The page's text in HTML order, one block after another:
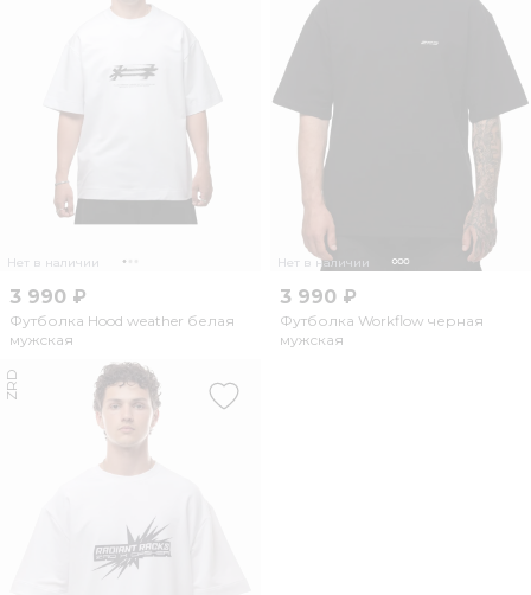
Нет в наличии
3 990 ₽
Футболка Hood weather белая
мужская
Нет в наличии
3 990 ₽
Футболка Workflow черная
мужская
ZRD